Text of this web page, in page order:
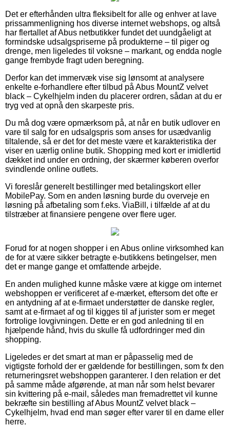
Det er efterhånden ultra fleksibelt for alle og enhver at lave
prissammenligning hos diverse internet webshops, og altså
har flertallet af Abus netbutikker fundet det uundgåeligt at
formindske udsalgspriserne på produkterne – til piger og
drenge, men ligeledes til voksne – markant, og endda nogle
gange frembyde fragt uden beregning.
Derfor kan det immervæk vise sig lønsomt at analysere
enkelte e-forhandlere efter tilbud på Abus MountZ velvet
black – Cykelhjelm inden du placerer ordren, sådan at du er
tryg ved at opnå den skarpeste pris.
Du må dog være opmærksom på, at når en butik udlover en
vare til salg for en udsalgspris som anses for usædvanlig
tiltalende, så er det for det meste være et karakteristika der
viser en uærlig online butik. Shopping med kort er imidlertid
dækket ind under en ordning, der skærmer køberen overfor
svindlende online outlets.
Vi foreslår generelt bestillinger med betalingskort eller
MobilePay. Som en anden løsning burde du overveje en
løsning på afbetaling som f.eks. ViaBill, i tilfælde af at du
tilstræber at finansiere pengene over flere uger.
Forud for at nogen shopper i en Abus online virksomhed kan
de for at være sikker betragte e-butikkens betingelser, men
det er mange gange et omfattende arbejde.
En anden mulighed kunne måske være at kigge om internet
webshoppen er verificeret af e-mærket, eftersom det ofte er
en antydning af at e-firmaet understøtter de danske regler,
samt at e-firmaet af og til kigges til af jurister som er meget
fortrolige lovgivningen. Dette er en god anledning til en
hjælpende hånd, hvis du skulle få udfordringer med din
shopping.
Ligeledes er det smart at man er påpasselig med de
vigtigste forhold der er gældende for bestillingen, som fx den
returneringsret webshoppen garanterer. I den relation er det
på samme måde afgørende, at man når som helst bevarer
sin kvittering på e-mail, således man fremadrettet vil kunne
bekræfte sin bestilling af Abus MountZ velvet black –
Cykelhjelm, hvad end man søger efter varer til en dame eller
herre.